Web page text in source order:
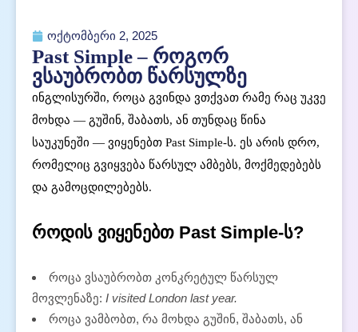
ოქტომბერი 2, 2025
Past Simple – როგორ
ვსაუბრობთ წარსულზე
ინგლისურში, როცა გვინდა ვთქვათ რამე რაც უკვე
მოხდა — გუშინ, შაბათს, ან თუნდაც წინა
საუკუნეში — ვიყენებთ Past Simple-ს. ეს არის დრო,
რომელიც გვიყვება წარსულ ამბებს, მოქმედებებს
და გამოცდილებებს.
როდის ვიყენებთ Past Simple-ს?
როცა ვსაუბრობთ კონკრეტულ წარსულ
მოვლენაზე: I visited London last year.
როცა ვამბობთ, რა მოხდა გუშინ, შაბათს, ან